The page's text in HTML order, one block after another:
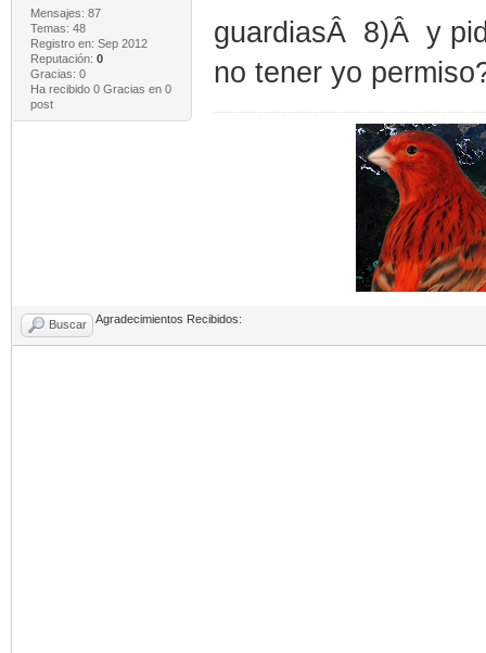
Mensajes: 87
Temas: 48
Registro en: Sep 2012
Reputación: 0
Gracias: 0
Ha recibido 0 Gracias en 0
post
guardiasÂ 8)Â y
no tener yo
Buscar Agradecimientos Recibidos: